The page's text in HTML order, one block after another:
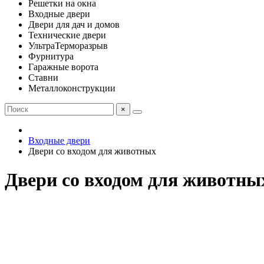
Решетки на окна
Входные двери
Двери для дач и домов
Технические двери
УльтраТерморазрыв
Фурнитура
Гаражные ворота
Ставни
Металлоконструкции
×
Входные двери
Двери со входом для животных
Двери со входом для